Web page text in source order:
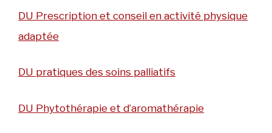
DU Prescription et conseil en activité physique
adaptée
DU pratiques des soins palliatifs
DU Phytothérapie et d’aromathérapie